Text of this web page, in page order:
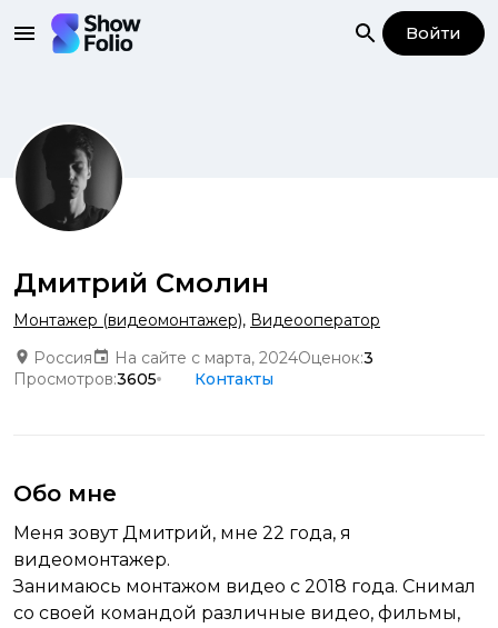
Войти
Дмитрий Смолин
Монтажер (видеомонтажер), Видеооператор
Россия
На сайте с марта, 2024Оценок:3
Просмотров:3605 Контакты
Обо мне
Меня зовут Дмитрий, мне 22 года, я
видеомонтажер.
Занимаюсь монтажом видео с 2018 года. Снимал
со своей командой различные видео, фильмы,